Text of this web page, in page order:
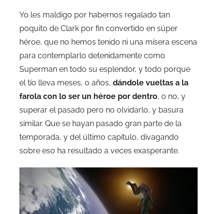
Yo les maldigo por habernos regalado tan
poquito de Clark por fin convertido en súper
héroe, que no hemos tenido ni una mísera escena
para contemplarlo detenidamente como
Superman en todo su esplendor, y todo porque
el tío lleva meses, o años, dándole vueltas a la
farola con lo ser un héroe por dentro, o no, y
superar el pasado pero no olvidarlo, y basura
similar. Que se hayan pasado gran parte de la
temporada, y del último capítulo, divagando
sobre eso ha resultado a veces exasperante.